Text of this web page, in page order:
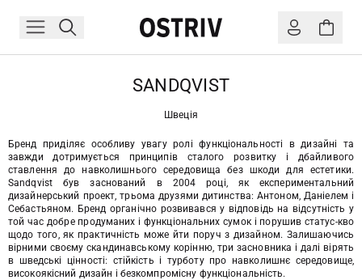
SANDQVIST
Швеція
Бренд приділяє особливу увагу ролі функціональності в дизайні та
завжди дотримується принципів сталого розвитку і дбайливого
ставлення до навколишнього середовища без шкоди для естетики.
Sandqvist був заснований в 2004 році, як експериментальний
дизайнерський проект, трьома друзями дитинства: Антоном, Даніелем і
Себастьяном. Бренд органічно розвивався у відповідь на відсутність у
той час добре продуманих і функціональних сумок і порушив статус-кво
щодо того, як практичність може йти поруч з дизайном. Залишаючись
вірними своєму скандинавському корінню, три засновника і далі вірять
в шведські цінності: стійкість і турботу про навколишнє середовище,
високоякісний дизайн і безкомпромісну функціональність.